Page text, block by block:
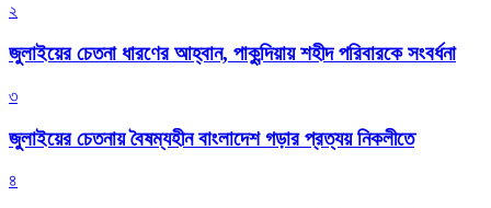
২
জুলাইয়ের চেতনা ধারণের আহ্বান, পাকুন্দিয়ায় শহীদ পরিবারকে সংবর্ধনা
৩
জুলাইয়ের চেতনায় বৈষম্যহীন বাংলাদেশ গড়ার প্রত্যয় নিকলীতে
৪